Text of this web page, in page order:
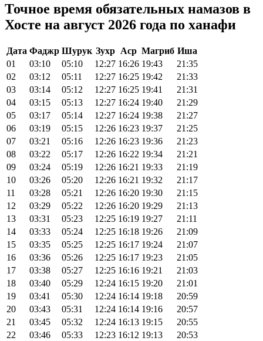
Точное время обязательных намазов в
Хосте на август 2026 года по ханафи
Дата Фаджр Шурук Зухр Аср Магриб Иша
01
03:10 05:10 12:27 16:26 19:43
21:35
02
03:12 05:11 12:27 16:25 19:42
21:33
03
03:14 05:12 12:27 16:25 19:41
21:31
04
03:15 05:13 12:27 16:24 19:40
21:29
05
03:17 05:14 12:27 16:24 19:38
21:27
06
03:19 05:15 12:26 16:23 19:37
21:25
07
03:21 05:16 12:26 16:23 19:36
21:23
08
03:22 05:17 12:26 16:22 19:34
21:21
09
03:24 05:19 12:26 16:21 19:33
21:19
10
03:26 05:20 12:26 16:21 19:32
21:17
11
03:28 05:21 12:26 16:20 19:30
21:15
12
03:29 05:22 12:26 16:20 19:29
21:13
13
03:31 05:23 12:25 16:19 19:27
21:11
14
03:33 05:24 12:25 16:18 19:26
21:09
15
03:35 05:25 12:25 16:17 19:24
21:07
16
03:36 05:26 12:25 16:17 19:23
21:05
17
03:38 05:27 12:25 16:16 19:21
21:03
18
03:40 05:29 12:24 16:15 19:20
21:01
19
03:41 05:30 12:24 16:14 19:18
20:59
20
03:43 05:31 12:24 16:14 19:16
20:57
21
03:45 05:32 12:24 16:13 19:15
20:55
22
03:46 05:33 12:23 16:12 19:13
20:53